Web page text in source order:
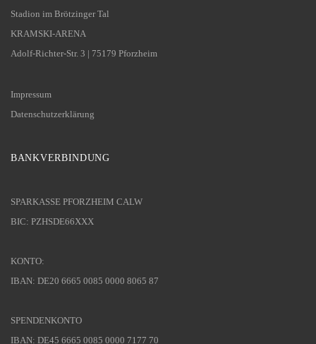
Stadion im Brötzinger Tal
KRAMSKI-ARENA
Adolf-Richter-Str. 3 | 75179 Pforzheim
Impressum
Datenschutzerklärung
BANKVERBINDUNG
SPARKASSE PFORZHEIM CALW
BIC: PZHSDE66XXX
KONTO:
IBAN: DE20 6665 0085 0000 8065 87
SPENDENKONTO
IBAN: DE45 6665 0085 0000 7177 70